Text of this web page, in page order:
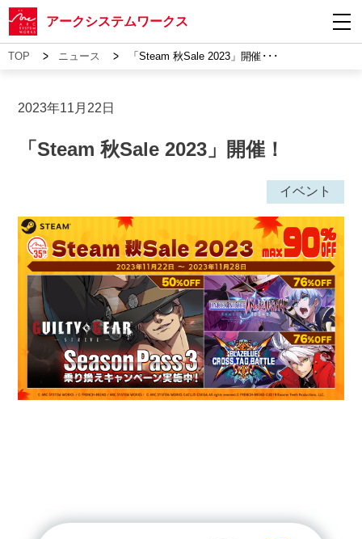
アークシステムワークス
TOP > ニュース > 「Steam 秋Sale 2023」開催･･･
2023年11月22日
「Steam 秋Sale 2023」開催！
イベント